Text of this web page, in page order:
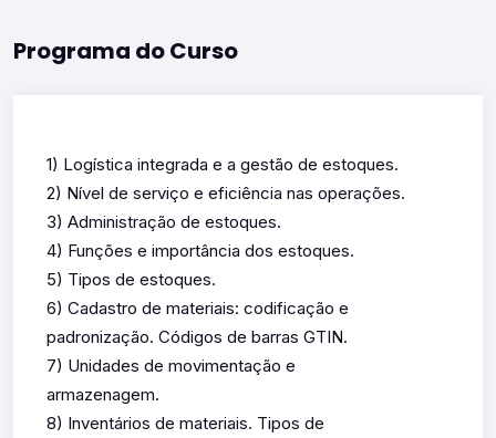
Programa do Curso
1) Logística integrada e a gestão de estoques.
2) Nível de serviço e eficiência nas operações.
3) Administração de estoques.
4) Funções e importância dos estoques.
5) Tipos de estoques.
6) Cadastro de materiais: codificação e
padronização. Códigos de barras GTIN.
7) Unidades de movimentação e
armazenagem.
8) Inventários de materiais. Tipos de